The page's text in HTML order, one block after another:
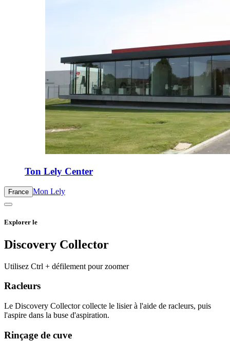
Ton Lely Center
France Mon Lely
Explorer le
Discovery Collector
Utilisez Ctrl + défilement pour zoomer
Racleurs
Le Discovery Collector collecte le lisier à l'aide de racleurs, puis
l'aspire dans la buse d'aspiration.
Rinçage de cuve